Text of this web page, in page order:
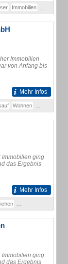
Immobilien
Immobilien
von Anfang bis
Mehr Infos
Wohnen
Immobilien ging
das Ergebnis
Mehr Infos
Immobilien ging
das Ergebnis